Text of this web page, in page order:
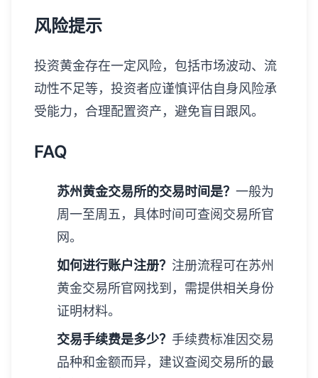
风险提示
投资黄金存在一定风险，包括市场波动、流
动性不足等，投资者应谨慎评估自身风险承
受能力，合理配置资产，避免盲目跟风。
FAQ
苏州黄金交易所的交易时间是？ 一般为
周一至周五，具体时间可查阅交易所官
网。
如何进行账户注册？ 注册流程可在苏州
黄金交易所官网找到，需提供相关身份
证明材料。
交易手续费是多少？ 手续费标准因交易
品种和金额而异，建议查阅交易所的最